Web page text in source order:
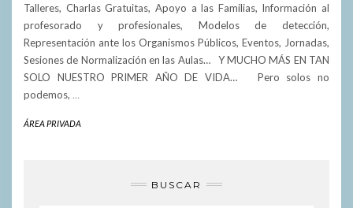
Talleres, Charlas Gratuitas, Apoyo a las Familias, Información al
profesorado y profesionales, Modelos de detección,
Representación ante los Organismos Públicos, Eventos, Jornadas,
Sesiones de Normalización en las Aulas… Y MUCHO MÁS EN TAN
SOLO NUESTRO PRIMER AÑO DE VIDA… Pero solos no
podemos, …
ÁREA PRIVADA
BUSCAR